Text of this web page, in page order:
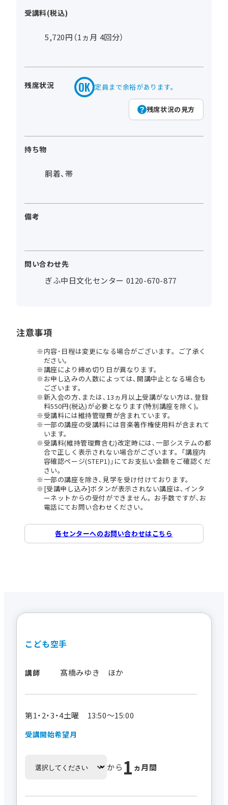
受講料(税込)
5,720円（1ヵ月 4回分）
残席状況 定員まで余裕があります。
残席状況の見方
持ち物
胴着、帯
備考
問い合わせ先
ぎふ中日文化センター 0120-670-877
注意事項
内容･日程は変更になる場合がございます。ご了承く
ださい。
講座により締め切り日が異なります。
お申し込みの人数によっては､開講中止となる場合も
ございます。
新入会の方､または､13ヵ月以上受講がない方は､登録
料550円(税込)が必要となります(特別講座を除く)。
受講料には維持管理費が含まれています。
一部の講座の受講料には音楽著作権使用料が含まれて
います。
受講料(維持管理費含む)改定時には､一部システムの都
合で正しく表示されない場合がございます。｢講座内
容確認ページ(STEP1)｣にてお支払い金額をご確認くだ
さい。
一部の講座を除き､見学を受け付けております。
[受講申し込み]ボタンが表示されない講座は､インタ
ーネットからの受付ができません。お手数ですが､お
電話にてお問い合わせください。
各センターへのお問い合わせはこちら
こども空手
講師 髙橋みゆき ほか
第1・2・3・4土曜 13:50～15:00
受講開始希望月
から 1 ヵ月間